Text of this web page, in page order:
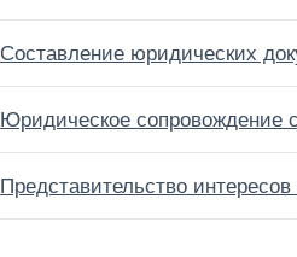
Составление юридических
Юридическое сопровождение
Представительство интересов